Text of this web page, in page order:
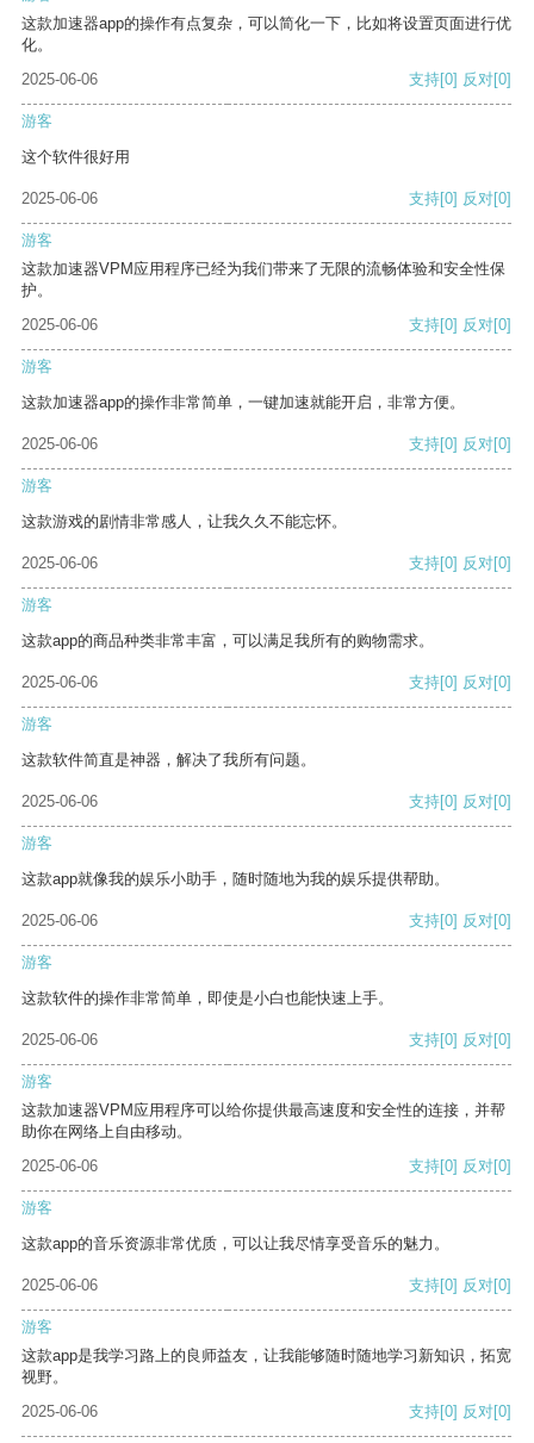
这款加速器app的操作有点复杂，可以简化一下，比如将设置页面进行优
化。
2025-06-06
支持[0] 反对[0]
游客
这个软件很好用
2025-06-06 支持[0] 反对[0]
游客
这款加速器VPM应用程序已经为我们带来了无限的流畅体验和安全性保
护。
2025-06-06
支持[0] 反对[0]
游客
这款加速器app的操作非常简单，一键加速就能开启，非常方便。
2025-06-06 支持[0] 反对[0]
游客
这款游戏的剧情非常感人，让我久久不能忘怀。
2025-06-06 支持[0] 反对[0]
游客
这款app的商品种类非常丰富，可以满足我所有的购物需求。
2025-06-06 支持[0] 反对[0]
游客
这款软件简直是神器，解决了我所有问题。
2025-06-06 支持[0] 反对[0]
游客
这款app就像我的娱乐小助手，随时随地为我的娱乐提供帮助。
2025-06-06 支持[0] 反对[0]
游客
这款软件的操作非常简单，即使是小白也能快速上手。
2025-06-06 支持[0] 反对[0]
游客
这款加速器VPM应用程序可以给你提供最高速度和安全性的连接，并帮
助你在网络上自由移动。
2025-06-06
支持[0] 反对[0]
游客
这款app的音乐资源非常优质，可以让我尽情享受音乐的魅力。
2025-06-06 支持[0] 反对[0]
游客
这款app是我学习路上的良师益友，让我能够随时随地学习新知识，拓宽
视野。
2025-06-06
支持[0] 反对[0]